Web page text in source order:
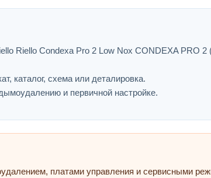
Riello Condexa Pro 2 Low Nox CONDEXA PRO 2
каталог, схема или деталировка.
и первичной настройке.
платами управления и сервисными